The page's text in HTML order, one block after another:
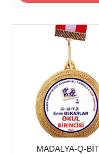
MADALYA-Q-